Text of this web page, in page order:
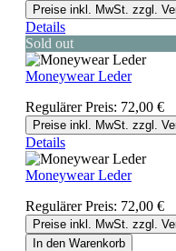
Preise inkl. MwSt. zzgl.
Details
Sold out
Moneywear Leder
Regulärer Preis: 72,00 €
Preise inkl. MwSt. zzgl.
Details
Moneywear Leder
Regulärer Preis: 72,00 €
Preise inkl. MwSt. zzgl.
In den Warenkorb